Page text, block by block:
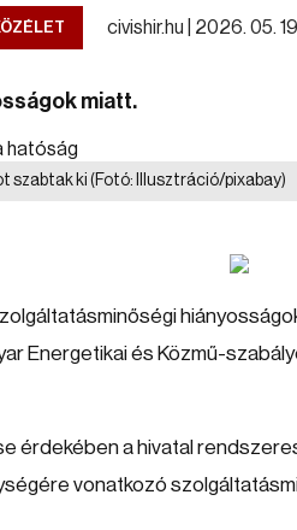
civishir.hu | 2026. 05.
miatt.
szabtak ki (Fotó: Illusztráció/pixabay)
Energetikai és Közmű-
érdekében a hivatal
vonatkozó